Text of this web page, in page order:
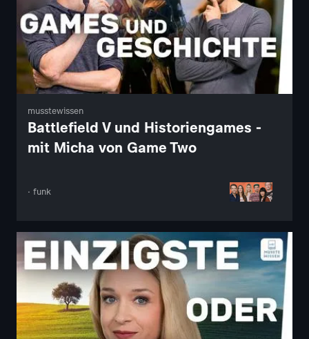
musstewissen
Battlefield V und Historiengames -
mit Micha von Game Two
· funk